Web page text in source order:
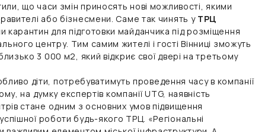
що часи змін приносять нові можливості, якими
або бізнесмени. Саме так чинять у ТРЦ
карантин для підготовки майданчика під розміщення
центру. Тим самим жителі і гості Вінниці зможуть
3 000 м2, який відкриє свої двері на третьому
діти, потребуватимуть проведення часу в компанії
на думку експертів компанії UTG, наявність
стане одним з основних умов підвищення
роботи будь-якого ТРЦ. «Регіональні